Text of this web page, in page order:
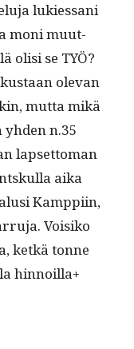
lukies­sani
moni muut­
olisi se TYÖ?
ole­van
mut­ta mikä
n.35
lapset­toman
aika
Kamp­pi­in,
Voisiko
ketkä tonne
hinnoilla+